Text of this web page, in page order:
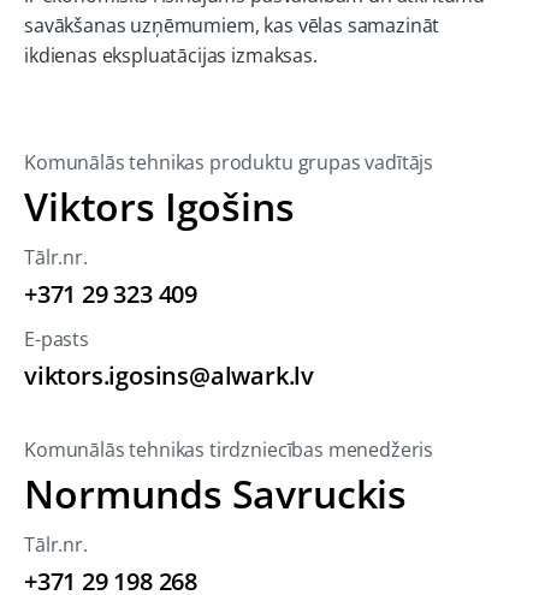
savākšanas uzņēmumiem, kas vēlas samazināt
ikdienas ekspluatācijas izmaksas.
Komunālās tehnikas produktu grupas vadītājs
Viktors Igošins
Tālr.nr.
+371 29 323 409
E-pasts
viktors.igosins@alwark.lv
Komunālās tehnikas tirdzniecības menedžeris
Normunds Savruckis
Tālr.nr.
+371 29 198 268